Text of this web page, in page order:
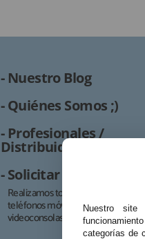
- Nuestro Blog
- Quiénes Somos ;)
- Profesionales /
Distribuidor
- Solicitar Reparación
Realizamos todo tipo de
teléfonos móviles, tablets,
videoconsolas.
Nuestro site
categorías de